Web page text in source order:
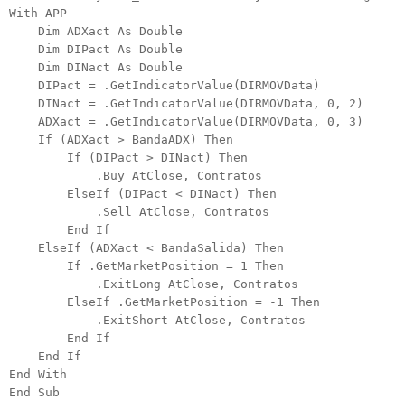
With APP
Dim ADXact As Double
Dim DIPact As Double
Dim DINact As Double
DIPact = .GetIndicatorValue(DIRMOVData)
DINact = .GetIndicatorValue(DIRMOVData, 0, 2)
ADXact = .GetIndicatorValue(DIRMOVData, 0, 3)
If (ADXact > BandaADX) Then
If (DIPact > DINact) Then
.Buy AtClose, Contratos
ElseIf (DIPact < DINact) Then
.Sell AtClose, Contratos
End If
ElseIf (ADXact < BandaSalida) Then
If .GetMarketPosition = 1 Then
.ExitLong AtClose, Contratos
ElseIf .GetMarketPosition = -1 Then
.ExitShort AtClose, Contratos
End If
End If
End With
End Sub